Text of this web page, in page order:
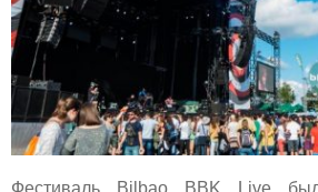
Фестиваль Bilbao BBK Live